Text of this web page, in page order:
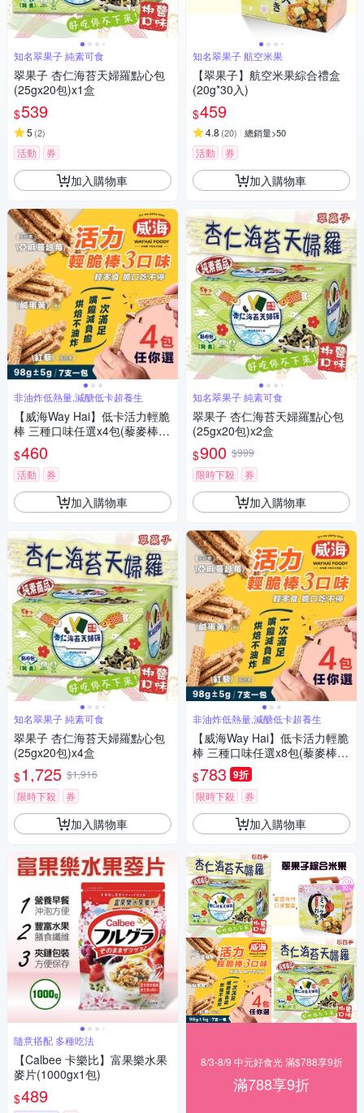
知名翠果子 純素可食
翠果子 杏仁海苔天婦羅點心包
(25gx20包)x1盒
$539
5 (2)
活動 券
加入購物車
非油炸低熱量,減醣低卡超養生
【威海Way Hai】低卡活力輕脆
棒 三種口味任選x4包(藜麥棒/
千層棒/鹹蛋黃/蔓越莓/紅藜)
$460
活動 券
加入購物車
知名翠果子 純素可食
翠果子 杏仁海苔天婦羅點心包
(25gx20包)x4盒
$1,725 $1,916
限時下殺
券
加入購物車
隨意搭配 多種吃法
【Calbee 卡樂比】富果樂水果
麥片(1000gx1包)
$489
知名翠果子 航空米果
【翠果子】航空米果綜合禮盒
(20g*30入)
$459
4.8 (20) 總銷量>50
活動 券
加入購物車
知名翠果子 純素可食
翠果子 杏仁海苔天婦羅點心包
(25gx20包)x2盒
$900 $999
限時下殺
券
加入購物車
非油炸低熱量,減醣低卡超養生
【威海Way Hai】低卡活力輕脆
棒 三種口味任選x8包(藜麥棒/
千層棒/鹹蛋黃/蔓越莓/紅藜)
$783 9折
限時下殺 券
加入購物車
8/3-8/9 中元好食光 滿$788享9折
滿788享9折